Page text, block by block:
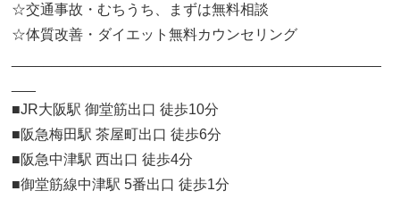
☆交通事故・むちうち、まずは無料相談
☆体質改善・ダイエット無料カウンセリング
■JR大阪駅 御堂筋出口 徒歩10分
■阪急梅田駅 茶屋町出口 徒歩6分
■阪急中津駅 西出口 徒歩4分
■御堂筋線中津駅 5番出口 徒歩1分